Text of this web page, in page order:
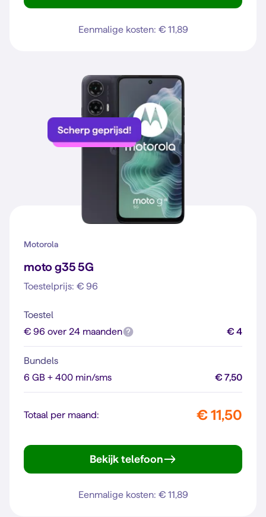
Eenmalige kosten: € 11,89
Motorola
moto g35 5G
Toestelprijs: € 96
Toestel
€ 96 over 24 maanden
€ 4
Bundels
6 GB + 400 min/sms
€ 7,50
Totaal per maand: € 11,50
Bekijk telefoon
Eenmalige kosten: € 11,89